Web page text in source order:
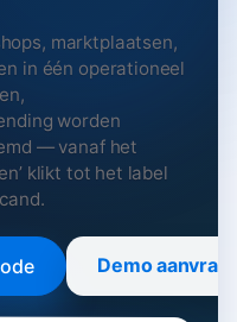
marktplaatsen,
in één operationeel
worden
— vanaf het
klikt tot het label
Demo